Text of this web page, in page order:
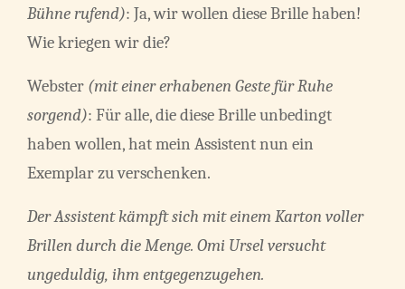
Bühne rufend): Ja, wir wollen diese Brille haben!
Wie kriegen wir die?
Webster (mit einer erhabenen Geste für Ruhe
sorgend): Für alle, die diese Brille unbedingt
haben wollen, hat mein Assistent nun ein
Exemplar zu verschenken.
Der Assistent kämpft sich mit einem Karton voller
Brillen durch die Menge. Omi Ursel versucht
ungeduldig, ihm entgegenzugehen.